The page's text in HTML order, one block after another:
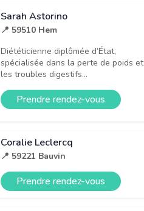
Sarah Astorino
📍 59510 Hem
Diététicienne diplômée d’État,
spécialisée dans la perte de poids et
les troubles digestifs...
Prendre rendez-vous
Coralie Leclercq
📍 59221 Bauvin
Prendre rendez-vous